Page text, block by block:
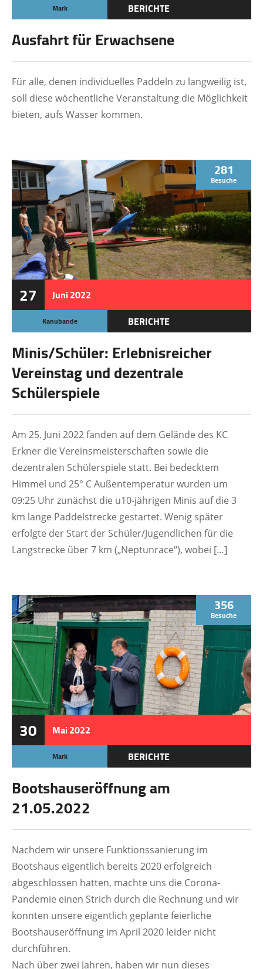
Mark
BERICHTE
Ausfahrt für Erwachsene
Für alle, denen individuelles Paddeln zu langweilig ist,
soll diese wöchentliche Veranstaltung die Möglichkeit
bieten, aufs Wasser kommen.
27 Juni2022
281
Besuche
Kanubande BERICHTE
Minis/Schüler: Erlebnisreicher
Vereinstag und dezentrale
Schülerspiele
Am 25. Juni 2022 fanden auf dem Gelände des KC
Erkner die Vereinsmeisterschaften sowie die
dezentralen Schülerspiele statt. Bei bedecktem
Himmel und 25° C Außentemperatur wurden um
09:25 Uhr zunächst die u10-jährigen Minis auf die 3
km lange Paddelstrecke gestartet. Wenig später
erfolgte der Start der Schüler/Jugendlichen für die
Langstrecke über 7 km („Neptunrace“), wobei […]
30 Mai2022
356
Besuche
Mark BERICHTE
Bootshauseröffnung am
21.05.2022
Nachdem wir unsere Funktionssanierung im
Bootshaus eigentlich bereits 2020 erfolgreich
abgeschlossen hatten, machte uns die Corona-
Pandemie einen Strich durch die Rechnung und wir
konnten unsere eigentlich geplante feierliche
Bootshauseröffnung im April 2020 leider nicht
durchführen.
Nach über zwei Jahren, haben wir nun dieses